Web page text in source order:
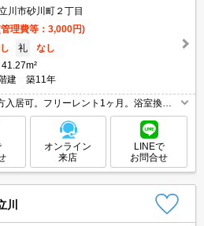
川市砂川町２丁目
理費等：3,000円)
礼
なし
41.27m²
建 築11年
居可。フリーレント1ヶ月。浴室換気
浄便座付き。TVインターホン付き。クロ
追焚給湯。日当たり良好。
オンライン
来店
LINEで
お問合せ